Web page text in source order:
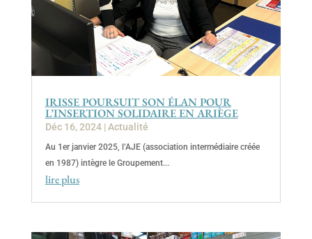
IRISSE POURSUIT SON ÉLAN POUR
L’INSERTION SOLIDAIRE EN ARIÈGE
Déc 16, 2024|Actualité
Au 1er janvier 2025, l’AJE (association intermédiaire créée
en 1987) intègre le Groupement...
lire plus